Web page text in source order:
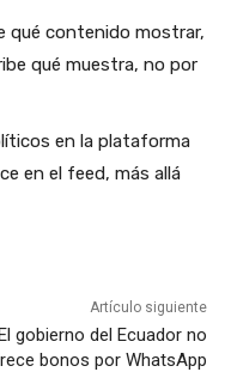
qué contenido mostrar,
qué muestra, no por
en la plataforma
en el feed, más allá
Artículo siguiente
gobierno del Ecuador no
bonos por WhatsApp